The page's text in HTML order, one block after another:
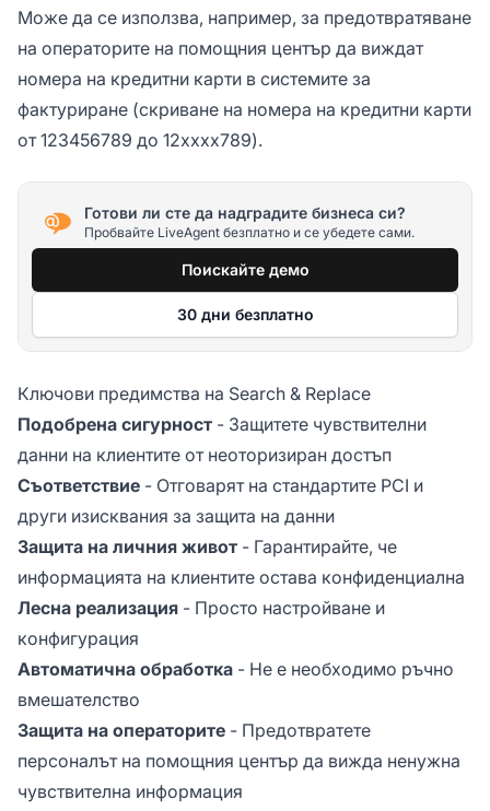
Може да се използва, например, за предотвратяване
на операторите на помощния център да виждат
номера на кредитни карти в системите за
фактуриране (скриване на номера на кредитни карти
от 123456789 до 12xxxx789).
Готови ли сте да надградите бизнеса си?
Пробвайте LiveAgent безплатно и се убедете сами.
Поискайте демо
30 дни безплатно
Ключови предимства на Search & Replace
Подобрена сигурност - Защитете чувствителни
данни на клиентите от неоторизиран достъп
Съответствие - Отговарят на стандартите PCI и
други изисквания за защита на данни
Защита на личния живот - Гарантирайте, че
информацията на клиентите остава конфиденциална
Лесна реализация - Просто настройване и
конфигурация
Автоматична обработка - Не е необходимо ръчно
вмешателство
Защита на операторите - Предотвратете
персоналът на помощния център да вижда ненужна
чувствителна информация